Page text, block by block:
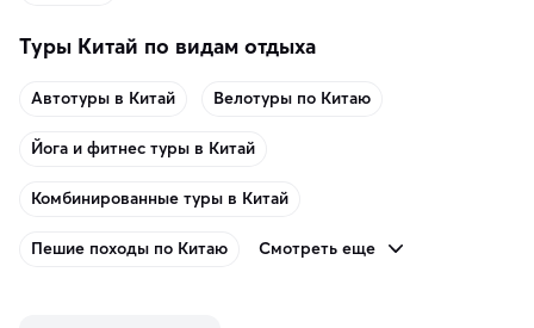
Туры Китай по видам отдыха
Автотуры в Китай Велотуры по Китаю
Йога и фитнес туры в Китай
Комбинированные туры в Китай
Пешие походы по Китаю Смотреть еще